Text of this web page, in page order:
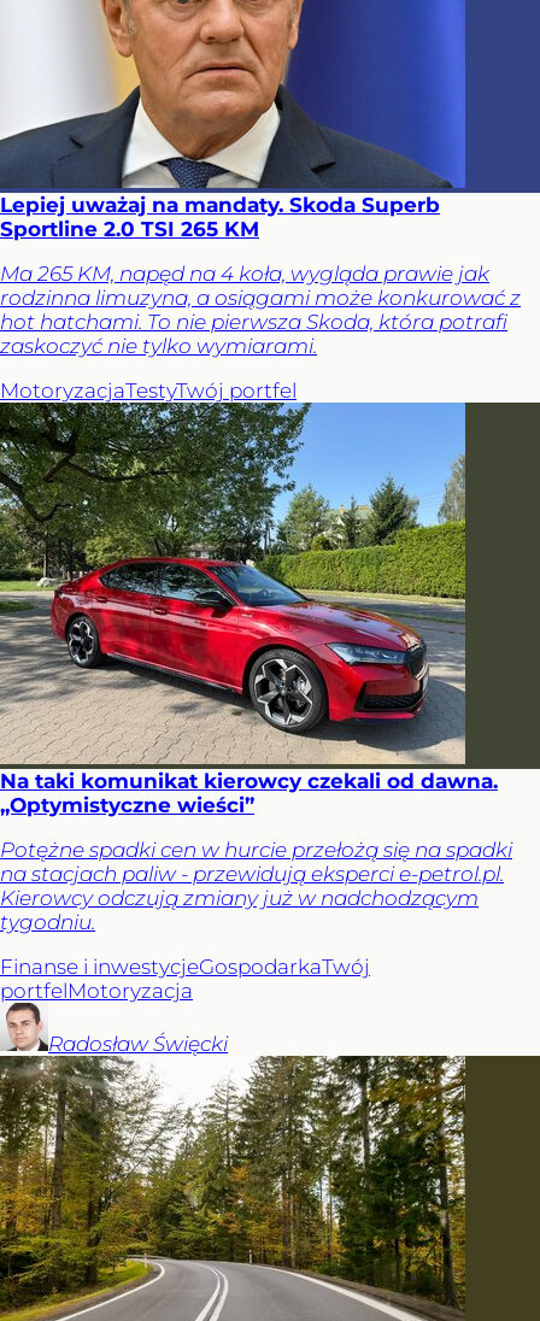
Lepiej uważaj na mandaty. Skoda Superb
Sportline 2.0 TSI 265 KM
Ma 265 KM, napęd na 4 koła, wygląda prawie jak
rodzinna limuzyna, a osiągami może konkurować z
hot hatchami. To nie pierwsza Skoda, która potrafi
zaskoczyć nie tylko wymiarami.
MotoryzacjaTestyTwój portfel
Na taki komunikat kierowcy czekali od dawna.
„Optymistyczne wieści”
Potężne spadki cen w hurcie przełożą się na spadki
na stacjach paliw - przewidują eksperci e-petrol.pl.
Kierowcy odczują zmiany już w nadchodzącym
tygodniu.
Finanse i inwestycjeGospodarkaTwój
portfelMotoryzacja
Radosław Święcki